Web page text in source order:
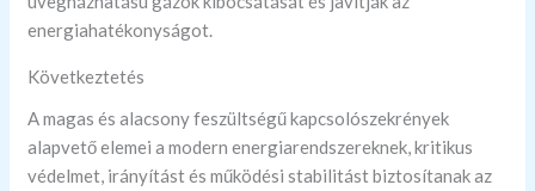
energiahatékonyságot.
Következtetés
A magas és alacsony feszültségű kapcsolószekrények
alapvető elemei a modern energiarendszereknek, kritikus
védelmet, irányítást és működési stabilitást biztosítanak az